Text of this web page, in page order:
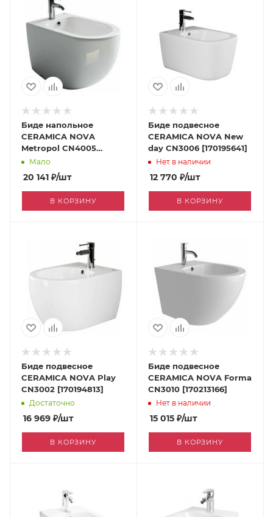
Биде напольное
CERAMICA NOVA
Metropol CN4005
[170193458]
Мало
20 141 ₽/шт
В КОРЗИНУ
Биде подвесное
CERAMICA NOVA New
day CN3006 [170195641]
Нет в наличии
12 770 ₽/шт
В КОРЗИНУ
Биде подвесное
CERAMICA NOVA Play
CN3002 [170194813]
Достаточно
16 969 ₽/шт
В КОРЗИНУ
Биде подвесное
CERAMICA NOVA Forma
CN3010 [170213166]
Нет в наличии
15 015 ₽/шт
В КОРЗИНУ